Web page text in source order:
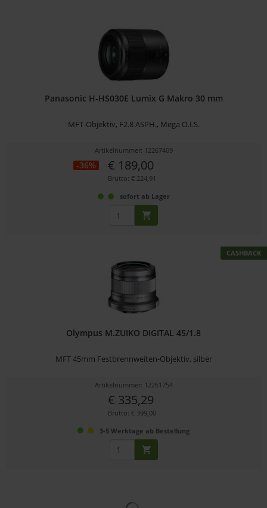
Panasonic H-HS030E Lumix G Makro 30 mm
MFT-Objektiv, F2.8 ASPH., Mega O.I.S.
Artikelnummer: 12267409
-36% € 189,00
Brutto: € 224,91
sofort ab Lager
CASHBACK
Olympus M.ZUIKO DIGITAL 45/1.8
MFT 45mm Festbrennweiten-Objektiv, silber
Artikelnummer: 12261754
€ 335,29
Brutto: € 399,00
3-5 Werktage ab Bestellung